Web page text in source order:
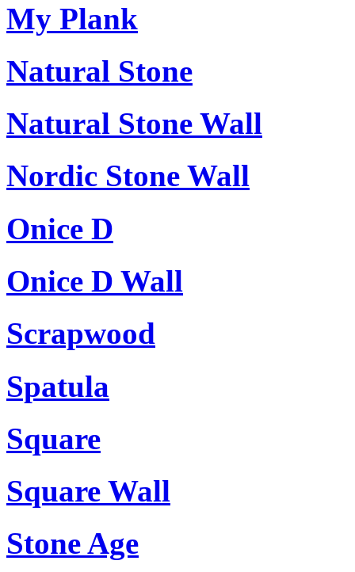
My Plank
Natural Stone
Natural Stone Wall
Nordic Stone Wall
Onice D
Onice D Wall
Scrapwood
Spatula
Square
Square Wall
Stone Age